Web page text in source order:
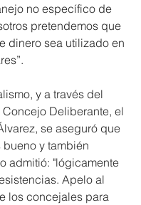
no específico de
pretendemos que
dinero sea utilizado en
y a través del
Deliberante, el
se aseguró que
bueno y también
admitió: "lógicamente
Apelo al
los concejales para